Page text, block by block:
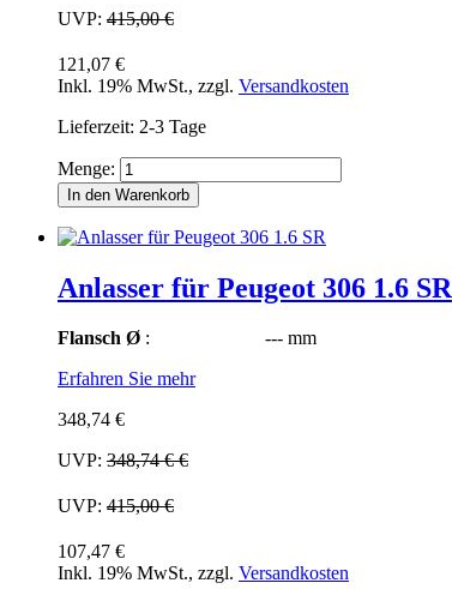
UVP: 415,00 €
121,07 €
Inkl. 19% MwSt., zzgl. Versandkosten
Lieferzeit: 2-3 Tage
Menge:
In den Warenkorb
Anlasser für Peugeot 306 1.6 SR
Flansch Ø : --- mm
Erfahren Sie mehr
348,74 €
UVP: 348,74 €€
UVP: 415,00 €
107,47 €
Inkl. 19% MwSt., zzgl. Versandkosten